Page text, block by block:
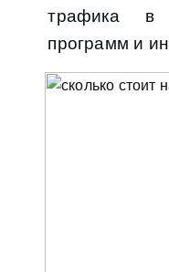
трафика в
программ и